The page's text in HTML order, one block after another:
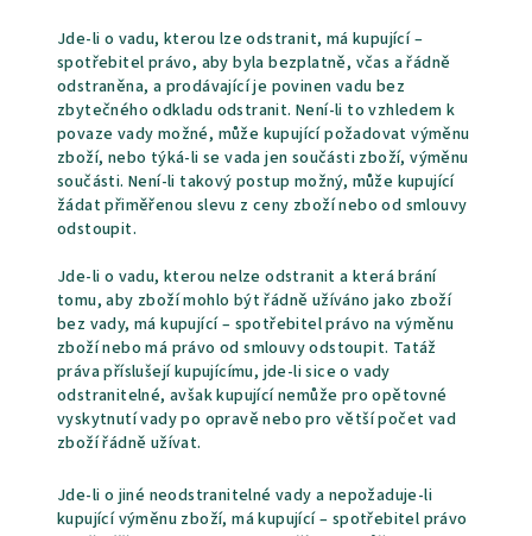
Jde-li o vadu, kterou lze odstranit, má kupující –
spotřebitel právo, aby byla bezplatně, včas a řádně
odstraněna, a prodávající je povinen vadu bez
zbytečného odkladu odstranit. Není-li to vzhledem k
povaze vady možné, může kupující požadovat výměnu
zboží, nebo týká-li se vada jen součásti zboží, výměnu
součásti. Není-li takový postup možný, může kupující
žádat přiměřenou slevu z ceny zboží nebo od smlouvy
odstoupit.
Jde-li o vadu, kterou nelze odstranit a která brání
tomu, aby zboží mohlo být řádně užíváno jako zboží
bez vady, má kupující – spotřebitel právo na výměnu
zboží nebo má právo od smlouvy odstoupit. Tatáž
práva příslušejí kupujícímu, jde-li sice o vady
odstranitelné, avšak kupující nemůže pro opětovné
vyskytnutí vady po opravě nebo pro větší počet vad
zboží řádně užívat.
Jde-li o jiné neodstranitelné vady a nepožaduje-li
kupující výměnu zboží, má kupující – spotřebitel právo